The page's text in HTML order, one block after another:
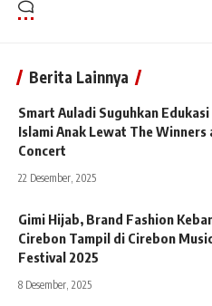
Berita Lainnya
Smart Auladi Suguhkan
Islami Anak Lewat The Winners
Concert
22 Desember, 2025
Gimi Hijab, Brand Fashion
Cirebon Tampil di Cirebon
Festival 2025
8 Desember, 2025